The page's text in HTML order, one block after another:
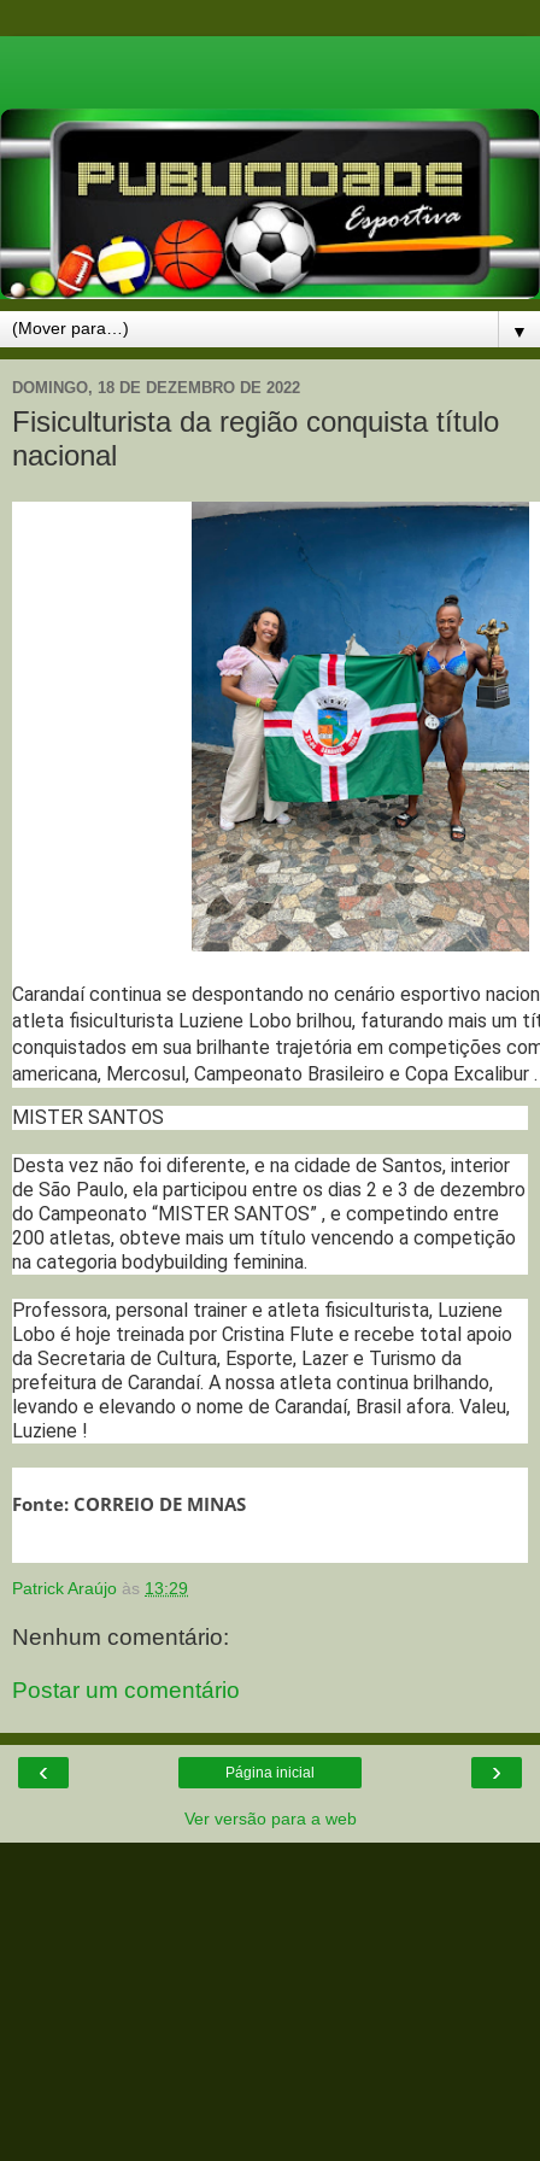
▼
DOMINGO, 18 DE DEZEMBRO DE 2022
Fisiculturista da região conquista título
nacional
Carandaí continua se despontando no cenário esportivo
atleta fisiculturista Luziene Lobo brilhou, faturando mais um
conquistados em sua brilhante trajetória em competições
americana, Mercosul, Campeonato Brasileiro e Copa Excalibur .
MISTER SANTOS
Desta vez não foi diferente, e na cidade de Santos, interior
de São Paulo, ela participou entre os dias 2 e 3 de dezembro
do Campeonato “MISTER SANTOS” , e competindo entre
200 atletas, obteve mais um título vencendo a competição
na categoria bodybuilding feminina.
Professora, personal trainer e atleta fisiculturista, Luziene
Lobo é hoje treinada por Cristina Flute e recebe total apoio
da Secretaria de Cultura, Esporte, Lazer e Turismo da
prefeitura de Carandaí. A nossa atleta continua brilhando,
levando e elevando o nome de Carandaí, Brasil afora. Valeu,
Luziene !
Fonte: CORREIO DE MINAS
Patrick Araújo às 13:29
Nenhum comentário:
Postar um comentário
‹ ›
Página inicial
Ver versão para a web